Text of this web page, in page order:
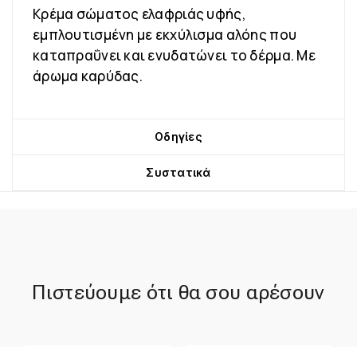
Κρέμα σώματος ελαφριάς υφής,
εμπλουτισμένη με εκχύλισμα αλόης που
καταπραΰνει και ενυδατώνει το δέρμα. Με
άρωμα καρύδας.
Οδηγίες
Συστατικά
Πιστεύουμε ότι θα σου αρέσουν